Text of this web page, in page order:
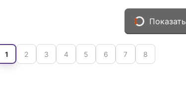
1 2 3 4 5 6 7 8